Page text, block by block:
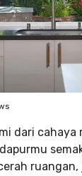
dari cahaya